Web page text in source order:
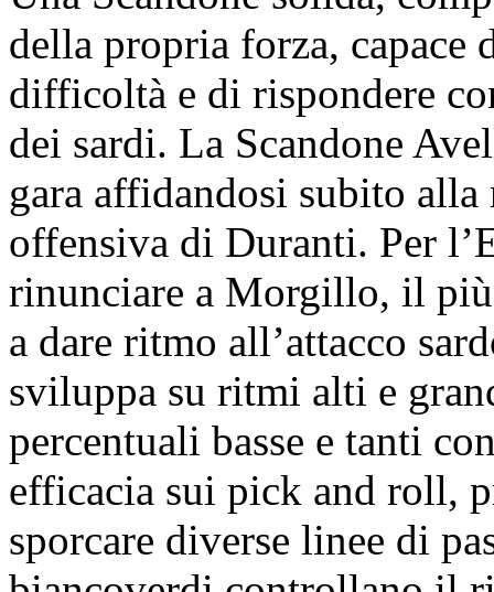
della propria forza, capace
difficoltà e di rispondere
dei sardi. La Scandone
gara affidandosi subito alla
offensiva di Duranti. Per
rinunciare a Morgillo, il
a dare ritmo all’attacco
sviluppa su ritmi alti e
percentuali basse e tanti
efficacia sui pick and roll,
sporcare diverse linee di